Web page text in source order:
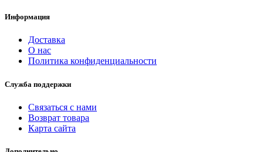
Информация
Доставка
О нас
Политика конфиденциальности
Служба поддержки
Связаться с нами
Возврат товара
Карта сайта